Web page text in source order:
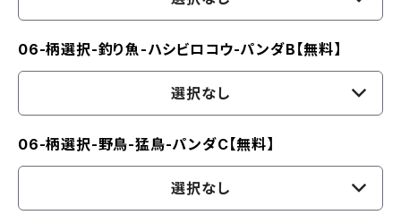
06-柄選択-釣り魚-ハシビロコウ-パンダB【無料】
選択なし
06-柄選択-野鳥-猛鳥-パンダC【無料】
選択なし